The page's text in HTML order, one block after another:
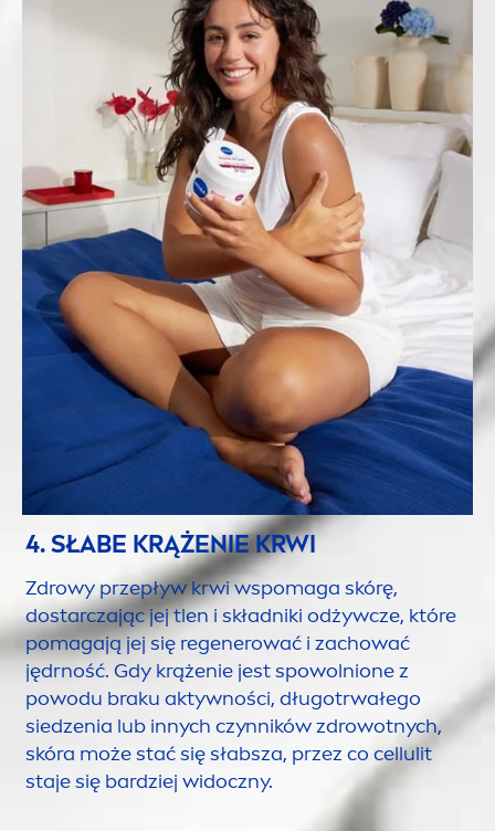
4. SŁABE KRĄŻENIE KRWI
Zdrowy przepływ krwi wspomaga skórę,
dostarczając jej tlen i składniki odżywcze, które
pomagają jej się regenerować i zachować
jędrność. Gdy krążenie jest spowolnione z
powodu braku aktywności, długotrwałego
siedzenia lub innych czynników zdrowotnych,
skóra może stać się słabsza, przez co cellulit
staje się bardziej widoczny.